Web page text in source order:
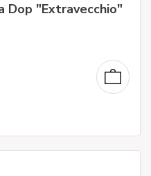
Dop "Extravecchio"